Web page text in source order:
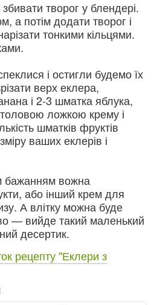
творог у блендері.
а потім додати творог і
тонкими кільцями.
і остигли будемо їх
верх еклера,
і 2-3 шматка яблука,
ложкою крему і
шматків фруктів
ваших еклерів і
бажанням вожна
або інший крем для
А влітку можна буде
— вийде такий маленький
десертик.
рецепту "Еклери з